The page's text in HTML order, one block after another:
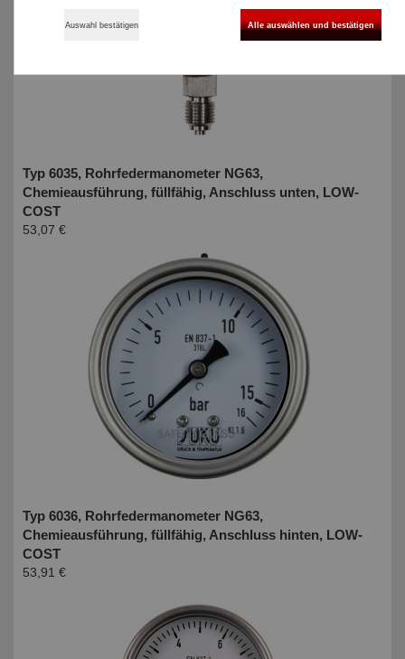
Typ 6035, Rohrfedermanometer NG63,
Chemieausführung, füllfähig, Anschluss unten, LOW-
COST
53,07 €
Typ 6036, Rohrfedermanometer NG63,
Chemieausführung, füllfähig, Anschluss hinten, LOW-
COST
53,91 €
Auswahl bestätigen Alle auswählen und bestätigen